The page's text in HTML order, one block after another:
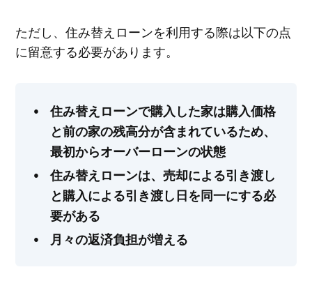
ただし、住み替えローンを利用する際は以下の点
に留意する必要があります。
住み替えローンで購入した家は購入価格
と前の家の残高分が含まれているため、
最初からオーバーローンの状態
住み替えローンは、売却による引き渡し
と購入による引き渡し日を同一にする必
要がある
月々の返済負担が増える